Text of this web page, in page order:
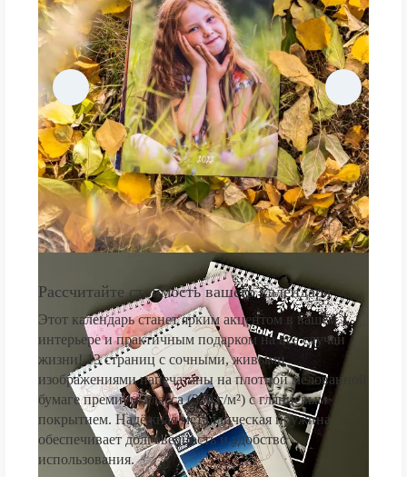
Рассчитайте стоимость вашего календаря
Этот календарь станет ярким акцентом в вашем
интерьере и практичным подарком на все случаи
жизни! 13 страниц с сочными, живыми
изображениями напечатаны на плотной мелованной
бумаге премиум-класса (250 г/м²) с глянцевым
покрытием. Надёжная металлическая пружина
обеспечивает долговечность и удобство
использования.